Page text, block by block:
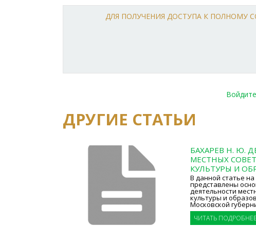
ДЛЯ ПОЛУЧЕНИЯ ДОСТУПА К
Войдите
ДРУГИЕ СТАТЬИ
БАХАРЕВ Н. Ю.
МЕСТНЫХ
КУЛЬТУРЫ И
В данной статье
представлены
деятельности
культуры и
Московской
ЧИТАТЬ ПОДРОБНЕЕ